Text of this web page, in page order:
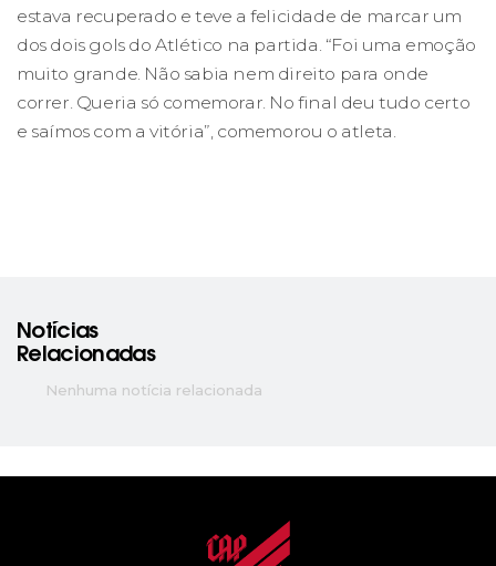
estava recuperado e teve a felicidade de marcar um
dos dois gols do Atlético na partida. “Foi uma emoção
muito grande. Não sabia nem direito para onde
correr. Queria só comemorar. No final deu tudo certo
e saímos com a vitória”, comemorou o atleta.
Notícias
Relacionadas
Nenhuma notícia relacionada